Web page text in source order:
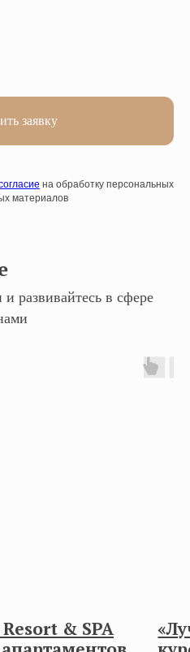
заявку
на обработку персональных
материалов
развивайтесь в сфере
& SPA